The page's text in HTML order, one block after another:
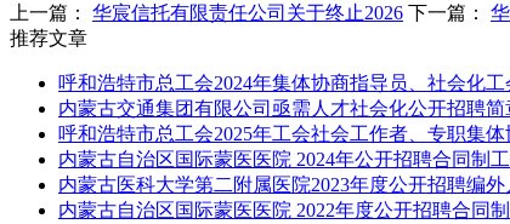
上一篇： 华宸信托有限责任公司关于终止2026 下一篇：
推荐文章
呼和浩特市总工会2024年集体协商指导员、社会化
内蒙古交通集团有限公司亟需人才社会化公开招聘简
呼和浩特市总工会2025年工会社会工作者、专职集
内蒙古自治区国际蒙医医院 2024年公开招聘合同制
内蒙古医科大学第二附属医院2023年度公开招聘编
内蒙古自治区国际蒙医医院 2022年度公开招聘合同